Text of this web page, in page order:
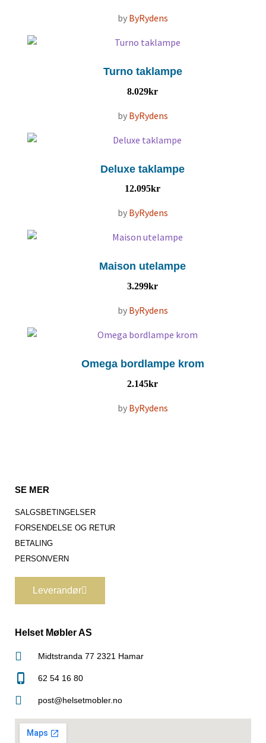
by ByRydens
Turno taklampe
8.029kr
by ByRydens
Deluxe taklampe
12.095kr
by ByRydens
Maison utelampe
3.299kr
by ByRydens
Omega bordlampe krom
2.145kr
by ByRydens
SE MER
SALGSBETINGELSER
FORSENDELSE OG RETUR
BETALING
PERSONVERN
Leverandør
Helset Møbler AS
Midtstranda 77 2321 Hamar
62 54 16 80
post@helsetmobler.no